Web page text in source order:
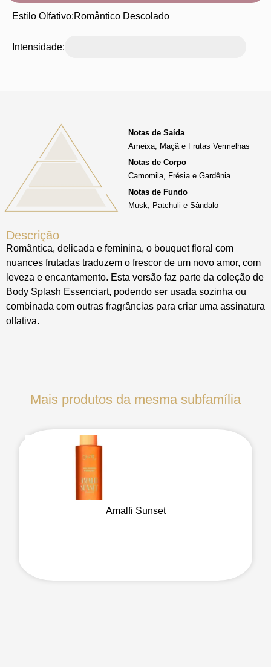
Estilo Olfativo:Romântico Descolado
Intensidade:
Descrição
Romântica, delicada e feminina, o bouquet floral com
nuances frutadas traduzem o frescor de um novo amor, com
leveza e encantamento. Esta versão faz parte da coleção de
Body Splash Essenciart, podendo ser usada sozinha ou
combinada com outras fragrâncias para criar uma assinatura
olfativa.
Notas de Saída
Ameixa, Maçã e Frutas Vermelhas
Notas de Corpo
Camomila, Frésia e Gardênia
Notas de Fundo
Musk, Patchuli e Sândalo
Mais produtos da mesma subfamília
Amalfi Sunset